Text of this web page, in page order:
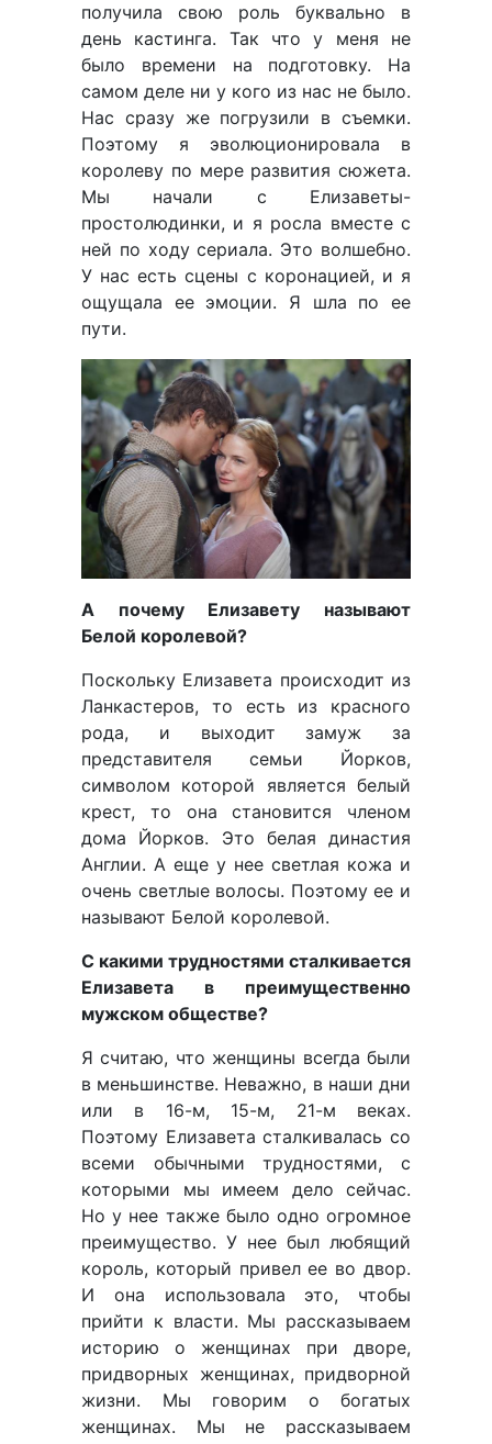
получила свою роль буквально в
день кастинга. Так что у меня не
было времени на подготовку. На
самом деле ни у кого из нас не было.
Нас сразу же погрузили в съемки.
Поэтому я эволюционировала в
королеву по мере развития сюжета.
Мы начали с Елизаветы-
простолюдинки, и я росла вместе с
ней по ходу сериала. Это волшебно.
У нас есть сцены с коронацией, и я
ощущала ее эмоции. Я шла по ее
пути.
А почему Елизавету называют
Белой королевой?
Поскольку Елизавета происходит из
Ланкастеров, то есть из красного
рода, и выходит замуж за
представителя семьи Йорков,
символом которой является белый
крест, то она становится членом
дома Йорков. Это белая династия
Англии. А еще у нее светлая кожа и
очень светлые волосы. Поэтому ее и
называют Белой королевой.
С какими трудностями сталкивается
Елизавета в преимущественно
мужском обществе?
Я считаю, что женщины всегда были
в меньшинстве. Неважно, в наши дни
или в 16-м, 15-м, 21-м веках.
Поэтому Елизавета сталкивалась со
всеми обычными трудностями, с
которыми мы имеем дело сейчас.
Но у нее также было одно огромное
преимущество. У нее был любящий
король, который привел ее во двор.
И она использовала это, чтобы
прийти к власти. Мы рассказываем
историю о женщинах при дворе,
придворных женщинах, придворной
жизни. Мы говорим о богатых
женщинах. Мы не рассказываем